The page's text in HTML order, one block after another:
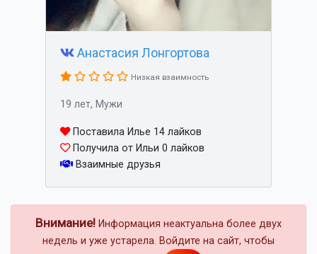
Анастасия Лонгортова
Низкая взаимность
19 лет, Мужи
Поставила Илье 14 лайков
Получила от Ильи 0 лайков
Взаимные друзья
Внимание! Информация неактуальна более двух
недель и уже устарела. Войдите на сайт, чтобы